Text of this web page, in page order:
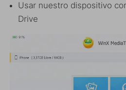
Usar nuestro dispositivo
Drive